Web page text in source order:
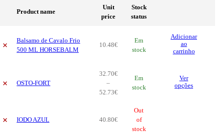
Product name
Unit
price
Stock
status
×
Balsamo de Cavalo Frio
500 ML HORSEBALM
10 48€
Em
stock
Adicionar
ao
carrinho
× OSTO-FORT
32 70€
–
52 73€Price
€
through
73€
Em
stock
Ver
opções
× IODO AZUL 40 80€
Out
of
stock